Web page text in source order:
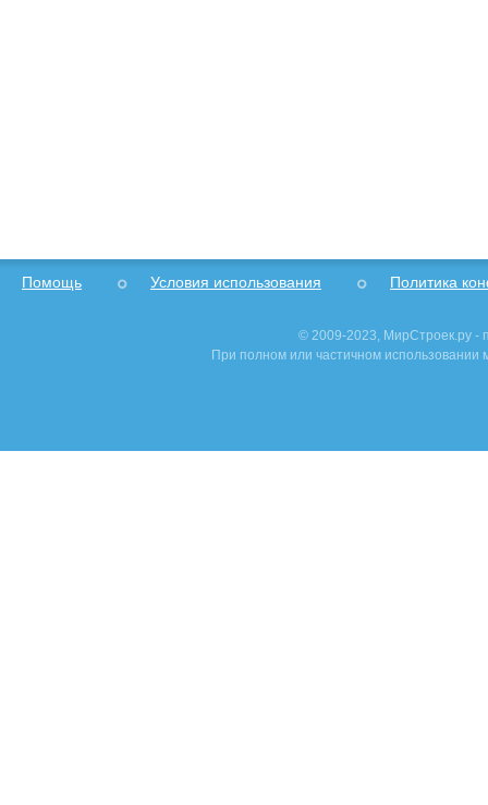
Помощь Условия использования Политика
© 2009-2023, МирСтроек.ру -
При полном или частичном использовании